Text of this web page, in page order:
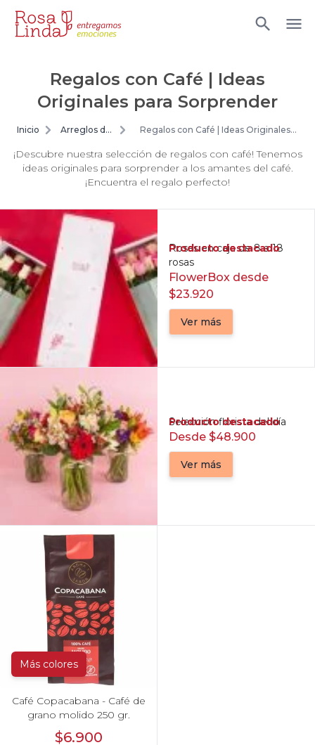
Regalos con Café | Ideas
Originales para Sorprender
Inicio
Arreglos de
Regalos con Café | Ideas Originales
¡Descubre nuestra selección de regalos con café! Tenemos
ideas originales para sorprender a los amantes del café.
¡Encuentra el regalo perfecto!
Producto destacado
Rosas en caja de 8 a 18
rosas
FlowerBox desde
$23.920
Ver más
Producto destacado
Selección florista del día
Desde $48.900
Ver más
Más colores
Café Copacabana - Café de
grano molido 250 gr.
$6.900